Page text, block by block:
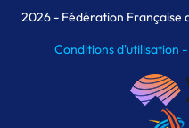
MAIF
2026- Fédération Française
Conditions d'utilisation -